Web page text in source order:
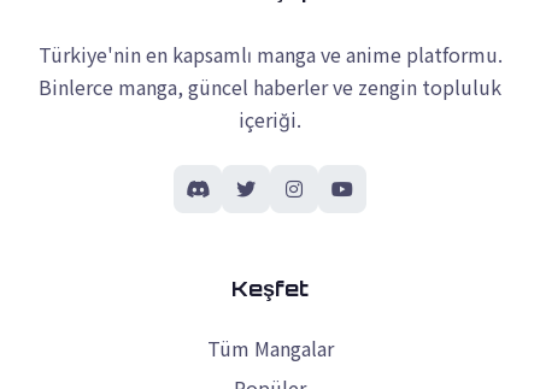
Türkiye'nin en kapsamlı manga ve anime platformu.
Binlerce manga, güncel haberler ve zengin topluluk
içeriği.
Keşfet
Tüm Mangalar